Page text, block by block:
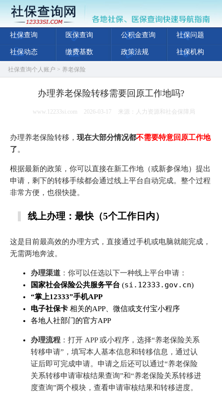
社保查询 医保查询 公积金查询 社保问题
社保动态 缴费基数 政策法规 社保机构
社保查询个人账户 > 养老保险
办理养老保险转移需要回原工作地吗?
www.12233si.com 2026-03-17 来源：人力资源和社会保障局
办理养老保险转移， 现在大部分情况都不需要特意回原工作地
了。
根据最新的政策，你可以直接在新工作地（或新参保地）提出
申请，剩下的转移手续都会通过线上平台自动完成。整个过程
非常方便，也很快捷。
线上办理：最快（5个工作日内）
这是目前最高效的办理方式，直接通过手机或电脑就能完成，
无需两地奔波。
办理渠道 ：你可以任选以下一种线上平台申请：
国家社会保险公共服务平台 (si.12333.gov.cn)
“掌上12333”手机APP
电子社保卡 相关的APP、微信或支付宝小程序
各地人社部门的官方APP
办理流程 ：打开 APP 或小程序，选择“养老保险关系
转移申请”，填写本人基本信息和转移信息，通过认
证后即可完成申请。申请之后还可以通过“养老保险
关系转移申请审核结果查询”和“养老保险关系转移进
度查询”两个模块，查看申请审核结果和转移进度。